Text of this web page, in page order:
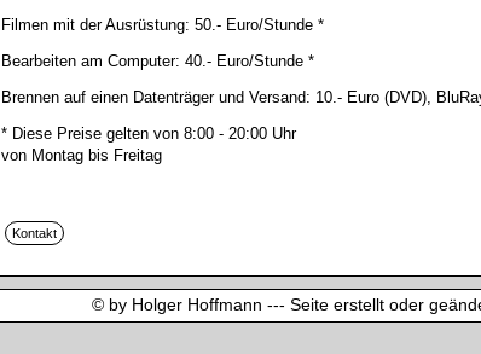
Filmen mit der Ausrüstung: 50.- Euro/Stunde *
Bearbeiten am Computer: 40.- Euro/Stunde *
Brennen auf einen Datenträger und Versand: 10.- Euro (DVD),
* Diese Preise gelten von 8:00 - 20:00 Uhr
von Montag bis Freitag
© by Holger Hoffmann --- Seite erstellt oder